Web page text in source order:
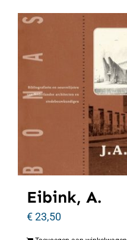
Eibink, A.
€23,50